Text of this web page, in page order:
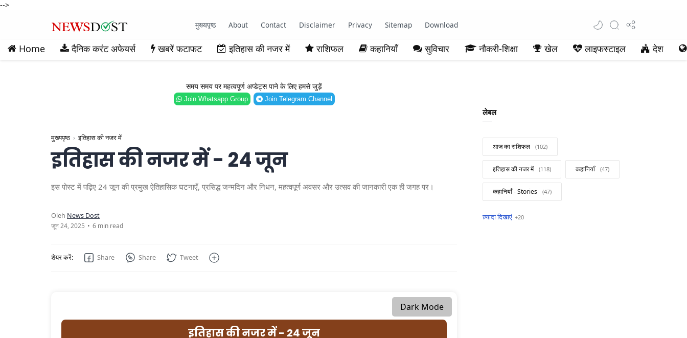
-->
मुख्यपृष्ठ About Contact Disclaimer Privacy Sitemap Download
Home दैनिक करंट अफेयर्स खबरें फटाफट इतिहास की नजर में राशिफल कहानियाँ सुविचार नौकरी-शिक्षा खेल लाइफस्टाइल देश
समय समय पर महत्वपूर्ण अप्डेट्स पाने के लिए हमसे जुड़ें
Join Whatsapp Group Join Telegram Channel
मुख्यपृष्ठ इतिहास की नजर में
इतिहास की नजर में - 24 जून
इस पोस्ट में पढ़िए 24 जून की प्रमुख ऐतिहासिक घटनाएँ, प्रसिद्ध जन्मदिन और निधन, महत्वपूर्ण अवसर और उत्सव की जानकारी एक ही जगह पर।
6 min read
Dark Mode
इतिहास की नजर में - 24 जून
लेबल
आज का राशिफल
इतिहास की नजर में कहानियाँ
कहानियाँ - Stories
खबरें फटाफट